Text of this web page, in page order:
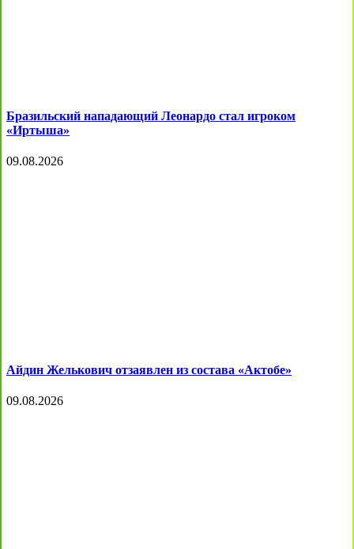
Бразильский нападающий Леонардо стал игроком
«Иртыша»
09.08.2026
Айдин Желькович отзаявлен из состава «Актобе»
09.08.2026